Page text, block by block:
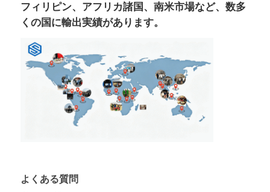
フィリピン、アフリカ諸国、南米市場など、数多
くの国に輸出実績があります。
よくある質問